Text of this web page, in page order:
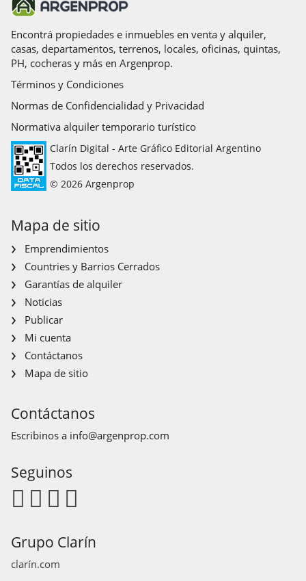
Encontrá propiedades e inmuebles en venta y alquiler,
casas, departamentos, terrenos, locales, oficinas, quintas,
PH, cocheras y más en Argenprop.
Términos y Condiciones
Normas de Confidencialidad y Privacidad
Normativa alquiler temporario turístico
Clarín Digital - Arte Gráfico Editorial Argentino
Todos los derechos reservados.
© 2026 Argenprop
Mapa de sitio
Emprendimientos
Countries y Barrios Cerrados
Garantías de alquiler
Noticias
Publicar
Mi cuenta
Contáctanos
Mapa de sitio
Contáctanos
Escribinos a info@argenprop.com
Seguinos
Grupo Clarín
clarín.com